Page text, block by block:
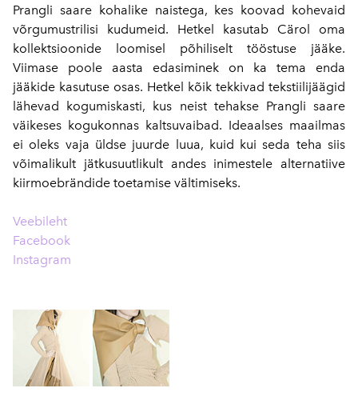
Prangli saare kohalike naistega, kes koovad kohevaid
võrgumustrilisi kudumeid. Hetkel kasutab Cärol oma
kollektsioonide loomisel põhiliselt tööstuse jääke.
Viimase poole aasta edasiminek on ka tema enda
jääkide kasutuse osas. Hetkel kõik tekkivad tekstiilijäägid
lähevad kogumiskasti, kus neist tehakse Prangli saare
väikeses kogukonnas kaltsuvaibad. Ideaalses maailmas
ei oleks vaja üldse juurde luua, kuid kui seda teha siis
võimalikult jätkusuutlikult andes inimestele alternatiive
kiirmoebrändide toetamise vältimiseks.
Veebileht
Facebook
Instagram